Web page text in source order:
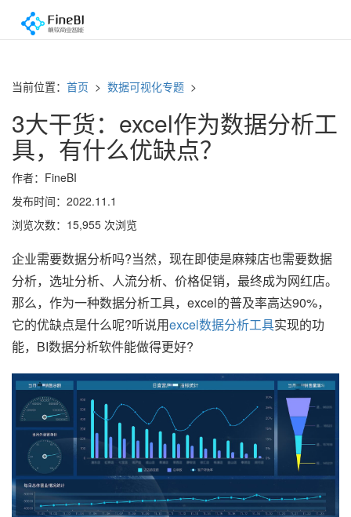
当前位置： 首页 > 数据可视化专题 >
3大干货：excel作为数据分析工
具，有什么优缺点？
作者：FineBI
发布时间：2022.11.1
浏览次数：15,955 次浏览
企业需要数据分析吗?当然，现在即使是麻辣店也需要数据
分析，选址分析、人流分析、价格促销，最终成为网红店。
那么，作为一种数据分析工具，excel的普及率高达90%，
它的优缺点是什么呢?听说用excel数据分析工具实现的功
能，BI数据分析软件能做得更好?